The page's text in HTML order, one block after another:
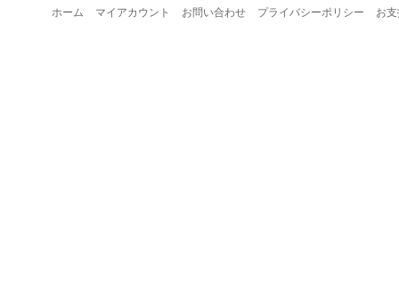
ホーム マイアカウント お問い合わせ プライバシーポリシー お